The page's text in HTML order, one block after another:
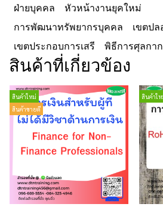
ฝ่ายบุคคล
หัวหน้างานยุคใหม่
การพัฒนาทรัพยากรบุคคล
เขตป
เขตประกอบการเสรี
พิธีการศุลกา
สินค้าที่เกี่ยวข้อง
สินค้าใหม่
สินค้าขายดี
สินค้าใ